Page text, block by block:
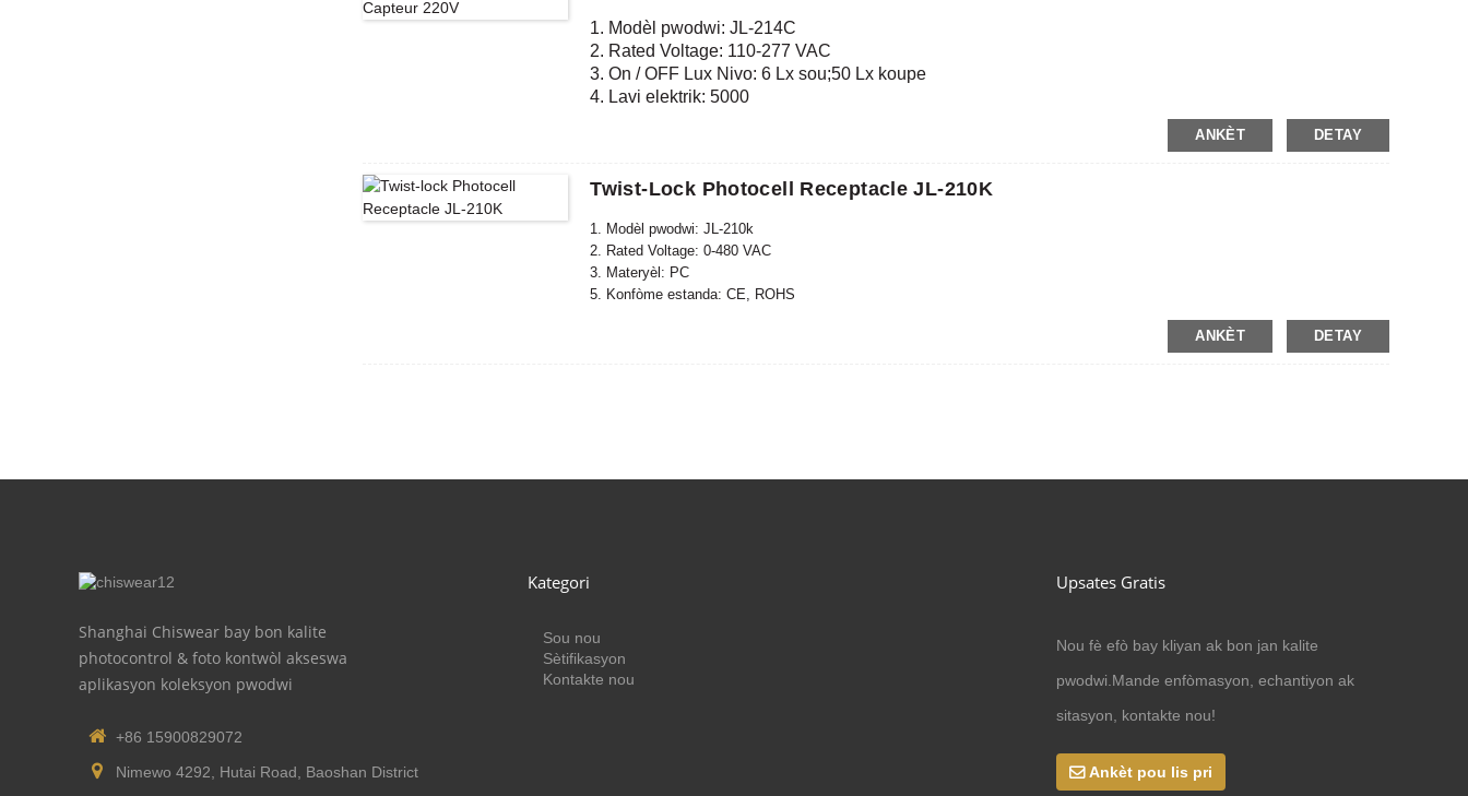
1. Modèl pwodwi: JL-214C
2. Rated Voltage: 110-277 VAC
3. On / OFF Lux Nivo: 6 Lx sou;50 Lx koupe
4. Lavi elektrik: 5000
ANKÈT DETAY
Twist-Lock Photocell Receptacle JL-210K
1. Modèl pwodwi: JL-210k
2. Rated Voltage: 0-480 VAC
3. Materyèl: PC
5. Konfòme estanda: CE, ROHS
ANKÈT DETAY
Shanghai Chiswear bay bon kalite
photocontrol & foto kontwòl akseswa
aplikasyon koleksyon pwodwi
+86 15900829072
Nimewo 4292, Hutai Road, Baoshan District
Kategori
Sou nou
Sètifikasyon
Kontakte nou
Upsates Gratis
Nou fè efò bay kliyan ak bon jan kalite
pwodwi.Mande enfòmasyon, echantiyon ak
sitasyon, kontakte nou!
Ankèt pou lis pri